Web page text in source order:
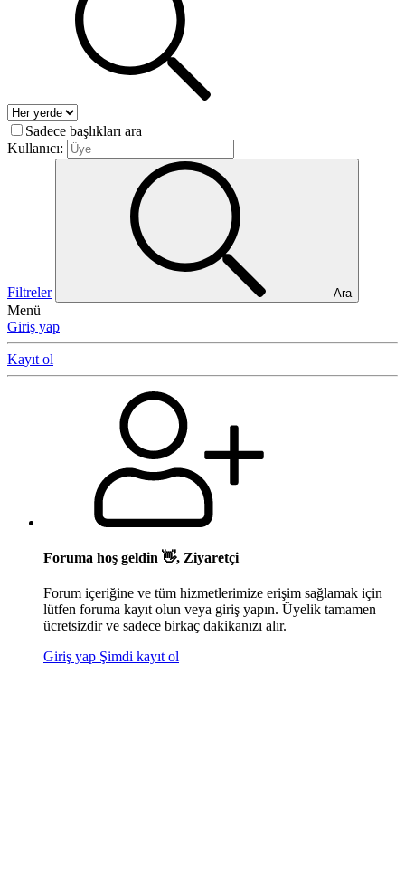
Sadece başlıkları ara
Kullanıcı:
Filtreler Ara
Menü
Giriş yap
Kayıt ol
Foruma hoş geldin 👋, Ziyaretçi
Forum içeriğine ve tüm hizmetlerimize erişim sağlamak için
lütfen foruma kayıt olun veya giriş yapın. Üyelik tamamen
ücretsizdir ve sadece birkaç dakikanızı alır.
Giriş yap Şimdi kayıt ol